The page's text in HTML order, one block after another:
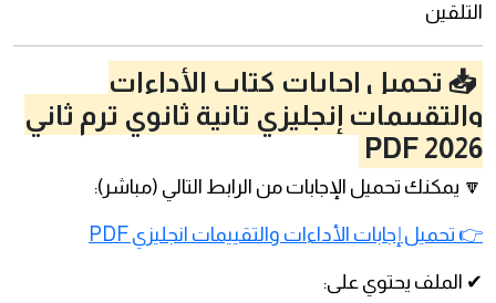
التلقين
📥 تحميل إجابات كتاب الأداءات
والتقييمات إنجليزي تانية ثانوي ترم ثاني
2026 PDF
🔽 يمكنك تحميل الإجابات من الرابط التالي (مباشر):
👉 تحميل إجابات الأداءات والتقييمات انجليزي PDF
✔ الملف يحتوي على: